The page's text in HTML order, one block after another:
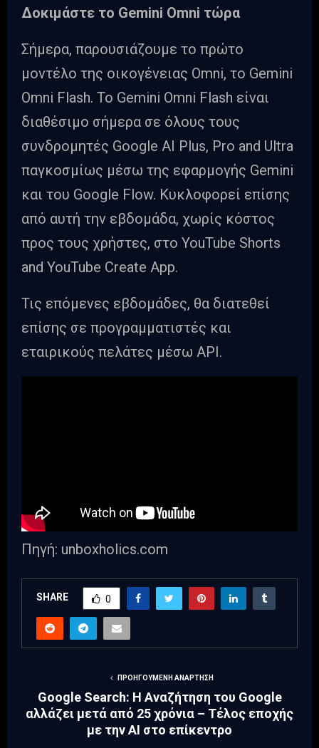
Δοκιμάστε το Gemini Omni τώρα
Σήμερα, παρουσιάζουμε το πρώτο
μοντέλο της οικογένειας Omni, το Gemini
Omni Flash. Το Gemini Omni Flash είναι
διαθέσιμο σήμερα σε όλους τους
συνδρομητές Google AI Plus, Pro and Ultra
παγκοσμίως μέσω της εφαρμογής Gemini
και του Google Flow. Κυκλοφορεί επίσης
από αυτή την εβδομάδα, χωρίς κόστος
προς τους χρήστες, στο YouTube Shorts
and YouTube Create App.
Τις επόμενες εβδομάδες, θα διατεθεί
επίσης σε προγραμματιστές και
εταιρικούς πελάτες μέσω API.
Πηγή: unboxholics.com
SHARE 0
ΠΡΟΗΓΟΎΜΕΝΗ ΑΝΆΡΤΗΣΗ
Google Search: Η Αναζήτηση του Google
αλλάζει μετά από 25 χρόνια – Τέλος εποχής
με την AI στο επίκεντρο